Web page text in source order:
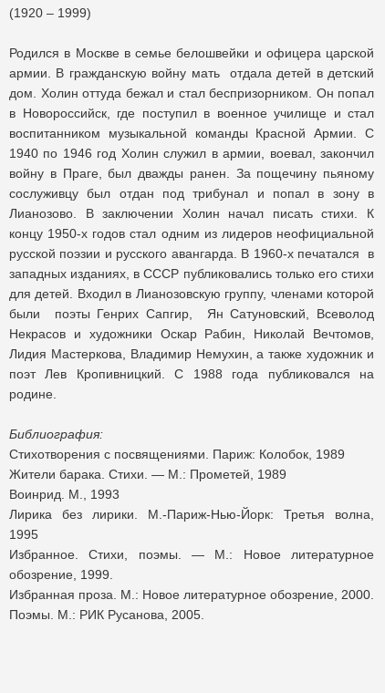
(1920 – 1999)
Родился в Москве в семье белошвейки и офицера царской
армии. В гражданскую войну мать отдала детей в детский
дом. Холин оттуда бежал и стал беспризорником. Он попал
в Новороссийск, где поступил в военное училище и стал
воспитанником музыкальной команды Красной Армии. С
1940 по 1946 год Холин служил в армии, воевал, закончил
войну в Праге, был дважды ранен. За пощечину пьяному
сослуживцу был отдан под трибунал и попал в зону в
Лианозово. В заключении Холин начал писать стихи. К
концу 1950-х годов стал одним из лидеров неофициальной
русской поэзии и русского авангарда. В 1960-х печатался в
западных изданиях, в СССР публиковались только его стихи
для детей. Входил в Лианозовскую группу, членами которой
были поэты Генрих Сапгир, Ян Сатуновский, Всеволод
Некрасов и художники Оскар Рабин, Николай Вечтомов,
Лидия Мастеркова, Владимир Немухин, а также художник и
поэт Лев Кропивницкий. С 1988 года публиковался на
родине.
Библиография:
Стихотворения с посвящениями. Париж: Колобок, 1989
Жители барака. Стихи. — М.: Прометей, 1989
Воинрид. М., 1993
Лирика без лирики. М.-Париж-Нью-Йорк: Третья волна,
1995
Избранное. Стихи, поэмы. — М.: Новое литературное
обозрение, 1999.
Избранная проза. М.: Новое литературное обозрение, 2000.
Поэмы. М.: РИК Русанова, 2005.